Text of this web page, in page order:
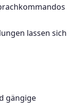
lassen sich
gängige